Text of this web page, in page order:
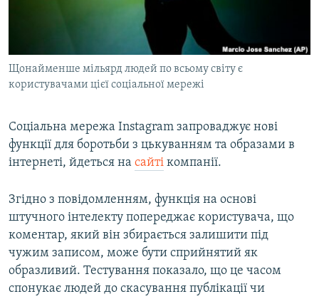
КРИМ РЕАЛІЇ
РУС
КТАТ
ДОЛУЧАЙСЯ!
Усі сайти RFE/RL
Щонайменше мільярд людей по всьому світу є
користувачами цієї соціальної мережі
Соціальна мережа Instagram запроваджує нові
функції для боротьби з цькуванням та образами в
інтернеті, йдеться на сайті компанії.
Згідно з повідомленням, функція на основі
штучного інтелекту попереджає користувача, що
коментар, який він збирається залишити під
чужим записом, може бути сприйнятий як
образливий. Тестування показало, що це часом
спонукає людей до скасування публікації чи